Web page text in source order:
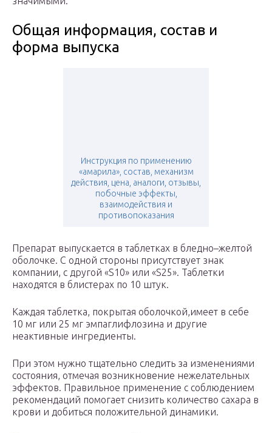
Общая информация, состав и
форма выпуска
Инструкция по применению
«амарила», состав, механизм
действия, цена, аналоги, отзывы,
побочные эффекты,
взаимодействия и
противопоказания
Препарат выпускается в таблетках в бледно–желтой
оболочке. С одной стороны присутствует знак
компании, с другой «S10» или «S25». Таблетки
находятся в блистерах по 10 штук.
Каждая таблетка, покрытая оболочкой,имеет в себе
10 мг или 25 мг эмпаглифлозина и другие
неактивные ингредиенты.
При этом нужно тщательно следить за изменениями
состояния, отмечая возникновение нежелательных
эффектов. Правильное применение с соблюдением
рекомендаций помогает снизить количество сахара в
крови и добиться положительной динамики.